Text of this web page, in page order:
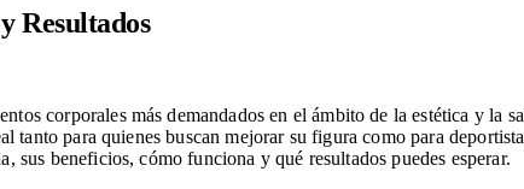
Resultados
corporales más demandados en el ámbito de la estética y la
para quienes buscan mejorar su figura como para
sus beneficios, cómo funciona y qué resultados puedes esperar.